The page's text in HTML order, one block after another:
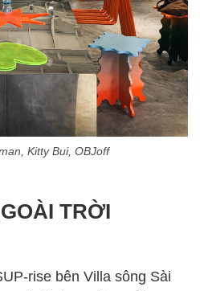
Kitty Bui, OBJoff
TRỜI
rise bên Villa sông Sài